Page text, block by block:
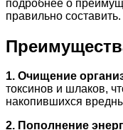
подробнее о
правильно составить.
1. Очищение
токсинов и шлаков,
накопившихся
2. Пополнение